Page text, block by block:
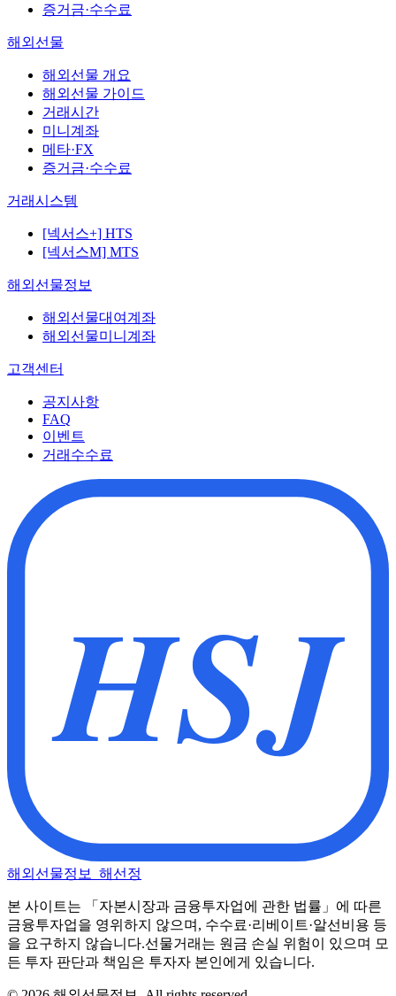
증거금·수수료
해외선물
해외선물 개요
해외선물 가이드
거래시간
미니계좌
메타·FX
증거금·수수료
거래시스템
[넥서스+] HTS
[넥서스M] MTS
해외선물정보
해외선물대여계좌
해외선물미니계좌
고객센터
공지사항
FAQ
이벤트
거래수수료
HSJ
해외선물정보_해선정
본 사이트는 「자본시장과 금융투자업에 관한 법률」에 따른
금융투자업을 영위하지 않으며, 수수료·리베이트·알선비용 등
을 요구하지 않습니다.선물거래는 원금 손실 위험이 있으며 모
든 투자 판단과 책임은 투자자 본인에게 있습니다.